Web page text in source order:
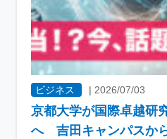
ビジネス |2026/07/03
京都大学が国際卓越研
へ 吉田キャンパスか